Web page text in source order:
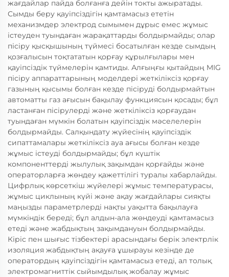
жағдайлар пайда болғанға дейін токты ажыратады.
Сымды беру қауіпсіздігін қамтамасыз ететін
механизмдер электрод сымымен дұрыс емес жұмыс
істеуден туындаған жарақаттарды болдырмайды; олар
пісіру қысқышының түймесі босатылған кезде сымдың
қозғалысын тоқтататын қорғау құрылғылары мен
қауіпсіздік түймелерін қамтиды. Алғыңғы қытайдың MIG
пісіру аппараттарының моделдері жеткіліксіз қорғау
газының қысымы болған кезде пісіруді болдырмайтын
автоматты газ ағысын бақылау функциясын қосады; бұл
ластанған пісірулерді және жеткіліксіз қорғаудан
туындаған мүмкін болатын қауіпсіздік мәселелерін
болдырмайды. Салқындату жүйесінің қауіпсіздік
сипаттамалары жеткіліксіз ауа ағысы болған кезде
жұмыс істеуді болдырмайды; бұл күштік
компоненттерді жылулық зақымдан қорғайды және
операторларға жөндеу қажеттілігі туралы хабарлайды.
Цифрлық көрсеткіш жүйелері жұмыс температурасы,
жұмыс циклының күйі және ақау жағдайлары сияқты
маңызды параметрлерді нақты уақытта бақылауға
мүмкіндік береді; бұл алдын-ала жөндеуді қамтамасыз
етеді және жабдықтың зақымдануын болдырмайды.
Кіріс пен шығыс тізбектері арасындағы берік электрлік
изоляция жабдықтың ақауға ұшырауы кезінде де
оператордың қауіпсіздігін қамтамасыз етеді, ал толық
электромагниттік сыйымдылық жобалау жұмыс